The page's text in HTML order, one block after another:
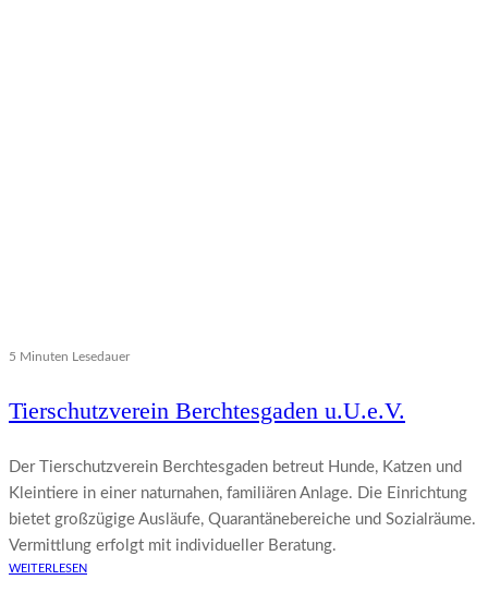
5 Minuten Lesedauer
Tierschutzverein Berchtesgaden u.U.e.V.
Der Tierschutzverein Berchtesgaden betreut Hunde, Katzen und
Kleintiere in einer naturnahen, familiären Anlage. Die Einrichtung
bietet großzügige Ausläufe, Quarantänebereiche und Sozialräume.
Vermittlung erfolgt mit individueller Beratung.
WEITERLESEN